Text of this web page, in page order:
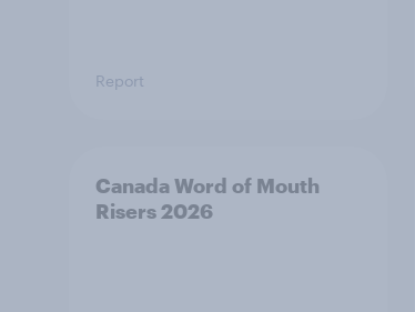
Report
Canada Word of Mouth
Risers 2026